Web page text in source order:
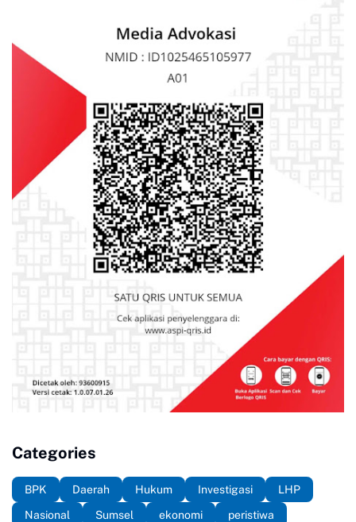
Categories
BPK Daerah Hukum Investigasi
LHP
Nasional
Sumsel ekonomi peristiwa